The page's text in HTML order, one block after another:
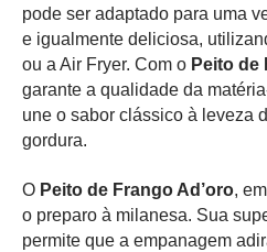
pode ser adaptado para uma
e igualmente deliciosa,
ou a Air Fryer. Com o Peito de
garante a qualidade da
une o sabor clássico à leveza
gordura.
O Peito de Frango Ad’oro,
o preparo à milanesa. Sua
permite que a empanagem